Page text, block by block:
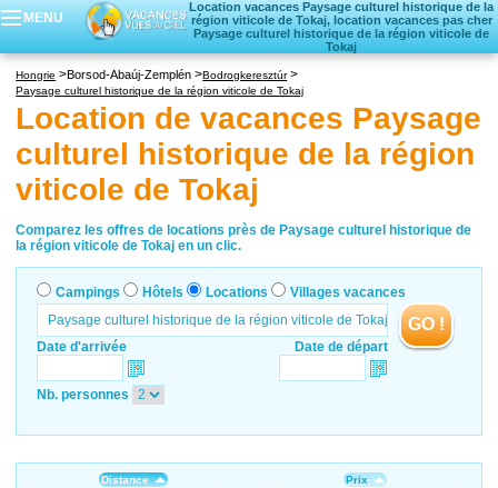
MENU
Location vacances Paysage culturel historique de la
région viticole de Tokaj, location vacances pas cher
Paysage culturel historique de la région viticole de
Tokaj
Campings
Hôtels
Locations vacances
Villages vacances
Hongrie Borsod-Abaúj-Zemplén
Bodrogkeresztúr
Paysage culturel historique de la région viticole de Tokaj
Location de vacances Paysage
culturel historique de la région
viticole de Tokaj
Comparez les offres de locations près de Paysage culturel historique de
la région viticole de Tokaj en un clic.
Campings Hôtels Locations Villages vacances
Date d'arrivée Date de départ
GO !
Nb. personnes
Distance Prix